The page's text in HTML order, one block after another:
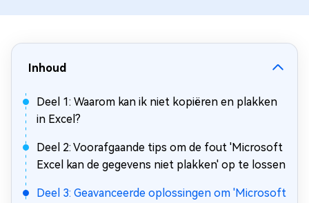
Inhoud
Deel 1: Waarom kan ik niet kopiëren en plakken
in Excel?
Deel 2: Voorafgaande tips om de fout 'Microsoft
Excel kan de gegevens niet plakken' op te lossen
Deel 3: Geavanceerde oplossingen om 'Microsoft